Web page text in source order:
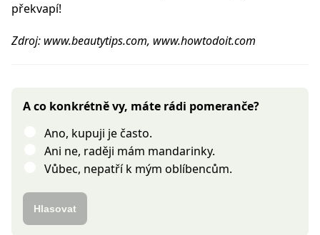
překvapí!
Zdroj: www.beautytips.com, www.howtodoit.com
A co konkrétně vy, máte rádi pomeranče?
Ano, kupuji je často.
Ani ne, raději mám mandarinky.
Vůbec, nepatří k mým oblíbencům.
Hlasovat